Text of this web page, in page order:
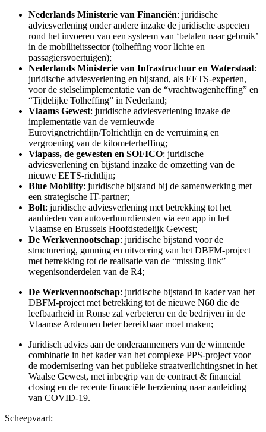
Nederlands Ministerie van Financiën: juridische
adviesverlening onder andere inzake de juridische aspecten
rond het invoeren van een systeem van ‘betalen naar gebruik’
in de mobiliteitssector (tolheffing voor lichte en
passagiersvoertuigen);
Nederlands Ministerie van Infrastructuur en Waterstaat:
juridische adviesverlening en bijstand, als EETS-experten,
voor de stelselimplementatie van de “vrachtwagenheffing” en
“Tijdelijke Tolheffing” in Nederland;
Vlaams Gewest: juridische adviesverlening inzake de
implementatie van de vernieuwde
Eurovignetrichtlijn/Tolrichtlijn en de verruiming en
vergroening van de kilometerheffing;
Viapass, de gewesten en SOFICO: juridische
adviesverlening en bijstand inzake de omzetting van de
nieuwe EETS-richtlijn;
Blue Mobility: juridische bijstand bij de samenwerking met
een strategische IT-partner;
Bolt: juridische adviesverlening met betrekking tot het
aanbieden van autoverhuurdiensten via een app in het
Vlaamse en Brussels Hoofdstedelijk Gewest;
De Werkvennootschap: juridische bijstand voor de
structurering, gunning en uitvoering van het DBFM-project
met betrekking tot de realisatie van de “missing link”
wegenisonderdelen van de R4;
De Werkvennootschap: juridische bijstand in kader van het
DBFM-project met betrekking tot de nieuwe N60 die de
leefbaarheid in Ronse zal verbeteren en de bedrijven in de
Vlaamse Ardennen beter bereikbaar moet maken;
Juridisch advies aan de onderaannemers van de winnende
combinatie in het kader van het complexe PPS-project voor
de modernisering van het publieke straatverlichtingsnet in het
Waalse Gewest, met inbegrip van de contract & financial
closing en de recente financiële herziening naar aanleiding
van COVID-19.
Scheepvaart: